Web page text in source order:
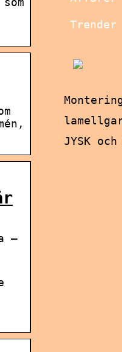
–
Trender
JYSK och